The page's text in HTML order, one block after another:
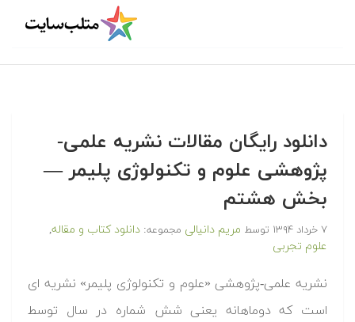
دانلود رایگان مقالات نشریه علمی-
پژوهشی علوم و تکنولوژی پلیمر —
بخش هشتم
۷ خرداد ۱۳۹۴ توسط مریم دانیالی مجموعه: دانلود کتاب و مقاله,
علوم تجربی
نشریه علمی-پژوهشی «علوم و تکنولوژی پلیمر» نشریه ای
است که دوماهانه یعنی شش شماره در سال توسط